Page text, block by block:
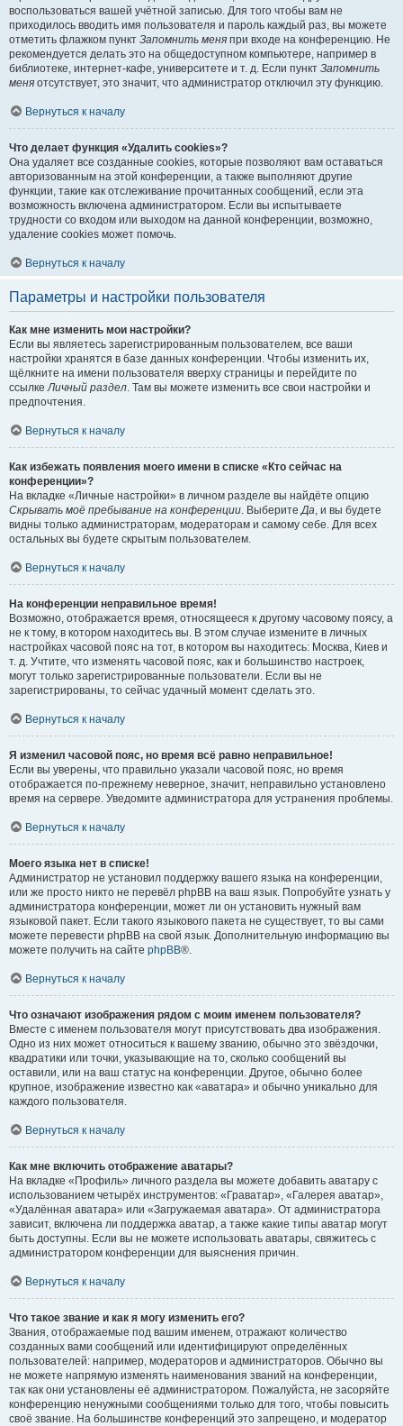
воспользоваться вашей учётной записью. Для того чтобы вам не
приходилось вводить имя пользователя и пароль каждый раз, вы можете
отметить флажком пункт Запомнить меня при входе на конференцию. Не
рекомендуется делать это на общедоступном компьютере, например в
библиотеке, интернет-кафе, университете и т. д. Если пункт Запомнить
меня отсутствует, это значит, что администратор отключил эту функцию.
Вернуться к началу
Что делает функция «Удалить cookies»?
Она удаляет все созданные cookies, которые позволяют вам оставаться
авторизованным на этой конференции, а также выполняют другие
функции, такие как отслеживание прочитанных сообщений, если эта
возможность включена администратором. Если вы испытываете
трудности со входом или выходом на данной конференции, возможно,
удаление cookies может помочь.
Вернуться к началу
Параметры и настройки пользователя
Как мне изменить мои настройки?
Если вы являетесь зарегистрированным пользователем, все ваши
настройки хранятся в базе данных конференции. Чтобы изменить их,
щёлкните на имени пользователя вверху страницы и перейдите по
ссылкеЛичный раздел. Там вы можете изменить все свои настройки и
предпочтения.
Вернуться к началу
Как избежать появления моего имени в списке «Кто сейчас на
конференции»?
На вкладке «Личные настройки» в личном разделе вы найдёте опцию
Скрывать моё пребывание на конференции. ВыберитеДа, и вы будете
видны только администраторам, модераторам и самому себе. Для всех
остальных вы будете скрытым пользователем.
Вернуться к началу
На конференции неправильное время!
Возможно, отображается время, относящееся к другому часовому поясу, а
не к тому, в котором находитесь вы. В этом случае измените в личных
настройках часовой пояс на тот, в котором вы находитесь: Москва, Киев и
т. д. Учтите, что изменять часовой пояс, как и большинство настроек,
могут только зарегистрированные пользователи. Если вы не
зарегистрированы, то сейчас удачный момент сделать это.
Вернуться к началу
Я изменил часовой пояс, но время всё равно неправильное!
Если вы уверены, что правильно указали часовой пояс, но время
отображается по-прежнему неверное, значит, неправильно установлено
время на сервере. Уведомите администратора для устранения проблемы.
Вернуться к началу
Моего языка нет в списке!
Администратор не установил поддержку вашего языка на конференции,
или же просто никто не перевёл phpBB на ваш язык. Попробуйте узнать у
администратора конференции, может ли он установить нужный вам
языковой пакет. Если такого языкового пакета не существует, то вы сами
можете перевести phpBB на свой язык. Дополнительную информацию вы
можете получить на сайте phpBB®.
Вернуться к началу
Что означают изображения рядом с моим именем пользователя?
Вместе с именем пользователя могут присутствовать два изображения.
Одно из них может относиться к вашему званию, обычно это звёздочки,
квадратики или точки, указывающие на то, сколько сообщений вы
оставили, или на ваш статус на конференции. Другое, обычно более
крупное, изображение известно как «аватара» и обычно уникально для
каждого пользователя.
Вернуться к началу
Как мне включить отображение аватары?
На вкладке «Профиль» личного раздела вы можете добавить аватару с
использованием четырёх инструментов: «Граватар», «Галерея аватар»,
«Удалённая аватара» или «Загружаемая аватара». От администратора
зависит, включена ли поддержка аватар, а также какие типы аватар могут
быть доступны. Если вы не можете использовать аватары, свяжитесь с
администратором конференции для выяснения причин.
Вернуться к началу
Что такое звание и как я могу изменить его?
Звания, отображаемые под вашим именем, отражают количество
созданных вами сообщений или идентифицируют определённых
пользователей: например, модераторов и администраторов. Обычно вы
не можете напрямую изменять наименования званий на конференции,
так как они установлены её администратором. Пожалуйста, не засоряйте
конференцию ненужными сообщениями только для того, чтобы повысить
своё звание. На большинстве конференций это запрещено, и модератор